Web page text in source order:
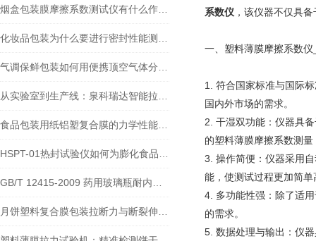
系数仪 ，该仪器不仅具
一、塑料薄膜摩擦系数
1. 符合国家标准与国际
国内外市场的需求。
2. 干湿双功能：仪器具
的塑料薄膜摩擦系数测
3. 操作简便：仪器采用
能，使测试过程更加简单
4. 多功能性强：除了适
的需求。
5. 数据处理与输出：仪